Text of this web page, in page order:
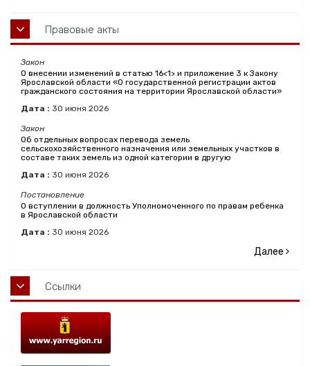
Правовые акты
Закон
О внесении изменений в статью 16<1> и приложение 3 к Закону
Ярославской области «О государственной регистрации актов
гражданского состояния на территории Ярославской области»
Дата : 30 июня 2026
Закон
Об отдельных вопросах перевода земель
сельскохозяйственного назначения или земельных участков в
составе таких земель из одной категории в другую
Дата : 30 июня 2026
Постановление
О вступлении в должность Уполномоченного по правам ребенка
в Ярославской области
Дата : 30 июня 2026
Далее
Ссылки